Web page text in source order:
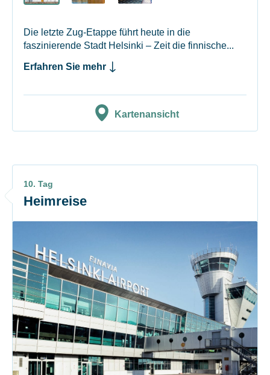
Die letzte Zug-Etappe führt heute in die
faszinierende Stadt Helsinki – Zeit die finnische...
Erfahren Sie mehr
Kartenansicht
10. Tag
Heimreise